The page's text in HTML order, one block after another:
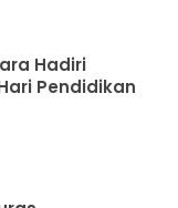
Hadiri
Pendidikan